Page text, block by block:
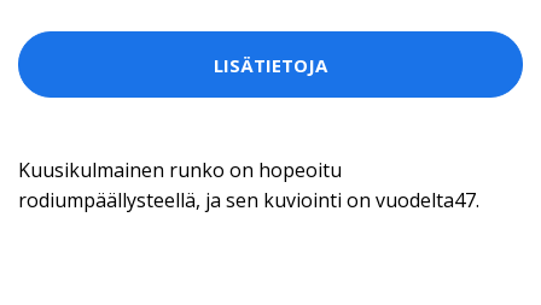
LISÄTIETOJA
Kuusikulmainen runko on hopeoitu
rodiumpäällysteellä, ja sen kuviointi on vuodelta47.